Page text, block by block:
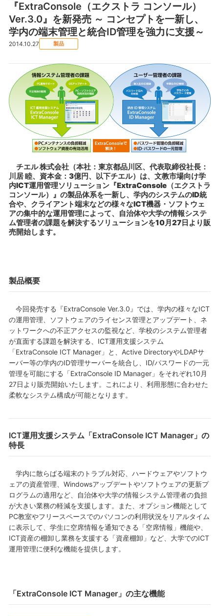
『ExtraConsole（エクストラ コンソール）
Ver.3.0』を新発売 ～ コンセプトを一新し、
学内の端末管理と統合ID管理を強力に支援～
2014.10.27 製品
チエル 株式会社（本社：東京都品川区、代表取締役社長：
川居 睦、資本金：3億円、以下チエル）は、文教市場向け学
内ICT運用管理ソリューション『ExtraConsole（エクストラ
コンソール）』の製品体系を一新し、学内のシステムのID統
合や、クライアント端末などの様々なICT機器・ソフトウェ
アの集中的な運用管理によって、自治体や大学の情報システ
ム管理者の課題を解決するソリューションを10月27日より販
売開始します。
製品概要
今回発売する『ExtraConsole Ver.3.0』では、学内の様々なICT
の運用管理、ソフトウェアのライセンス管理とアップデート、ネ
ットワークへの不正アクセスの監視など、学校のシステム管理者
が直面する課題を解決する、ICT運用支援システム
「ExtraConsole ICT Manager」と、Active DirectoryやLDAPサ
ーバー等の学内のID管理サーバーを統合し、ID/パスワードの一元
管理を可能にする「ExtraConsole ID Manager」をそれぞれ10月
27日より販売開始いたします。これにより、利用形態に合わせた
柔軟なシステム構成が可能となります。
ICT運用支援システム「ExtraConsole ICT Manager」の
特長
学内に散らばる端末のトラブル対応、ハードウェアやソフトウ
ェアの資産管理、Windowsアップデートやソフトウェアの更新プ
ログラムの適用など、自治体や大学の情報システム管理者の負担
が大きい業務の軽減を支援します。また、オプション機能として
PC教室やフリースペースでのパソコンの利用状況をリアルタイム
に表示して、学生に空席情報を通知できる「空席情報」機能や、
ICT資産の棚卸し業務を支援する「資産棚卸」など、大学でのICT
運用管理に便利な機能を提供します。
「ExtraConsole ICT Manager」の主な機能